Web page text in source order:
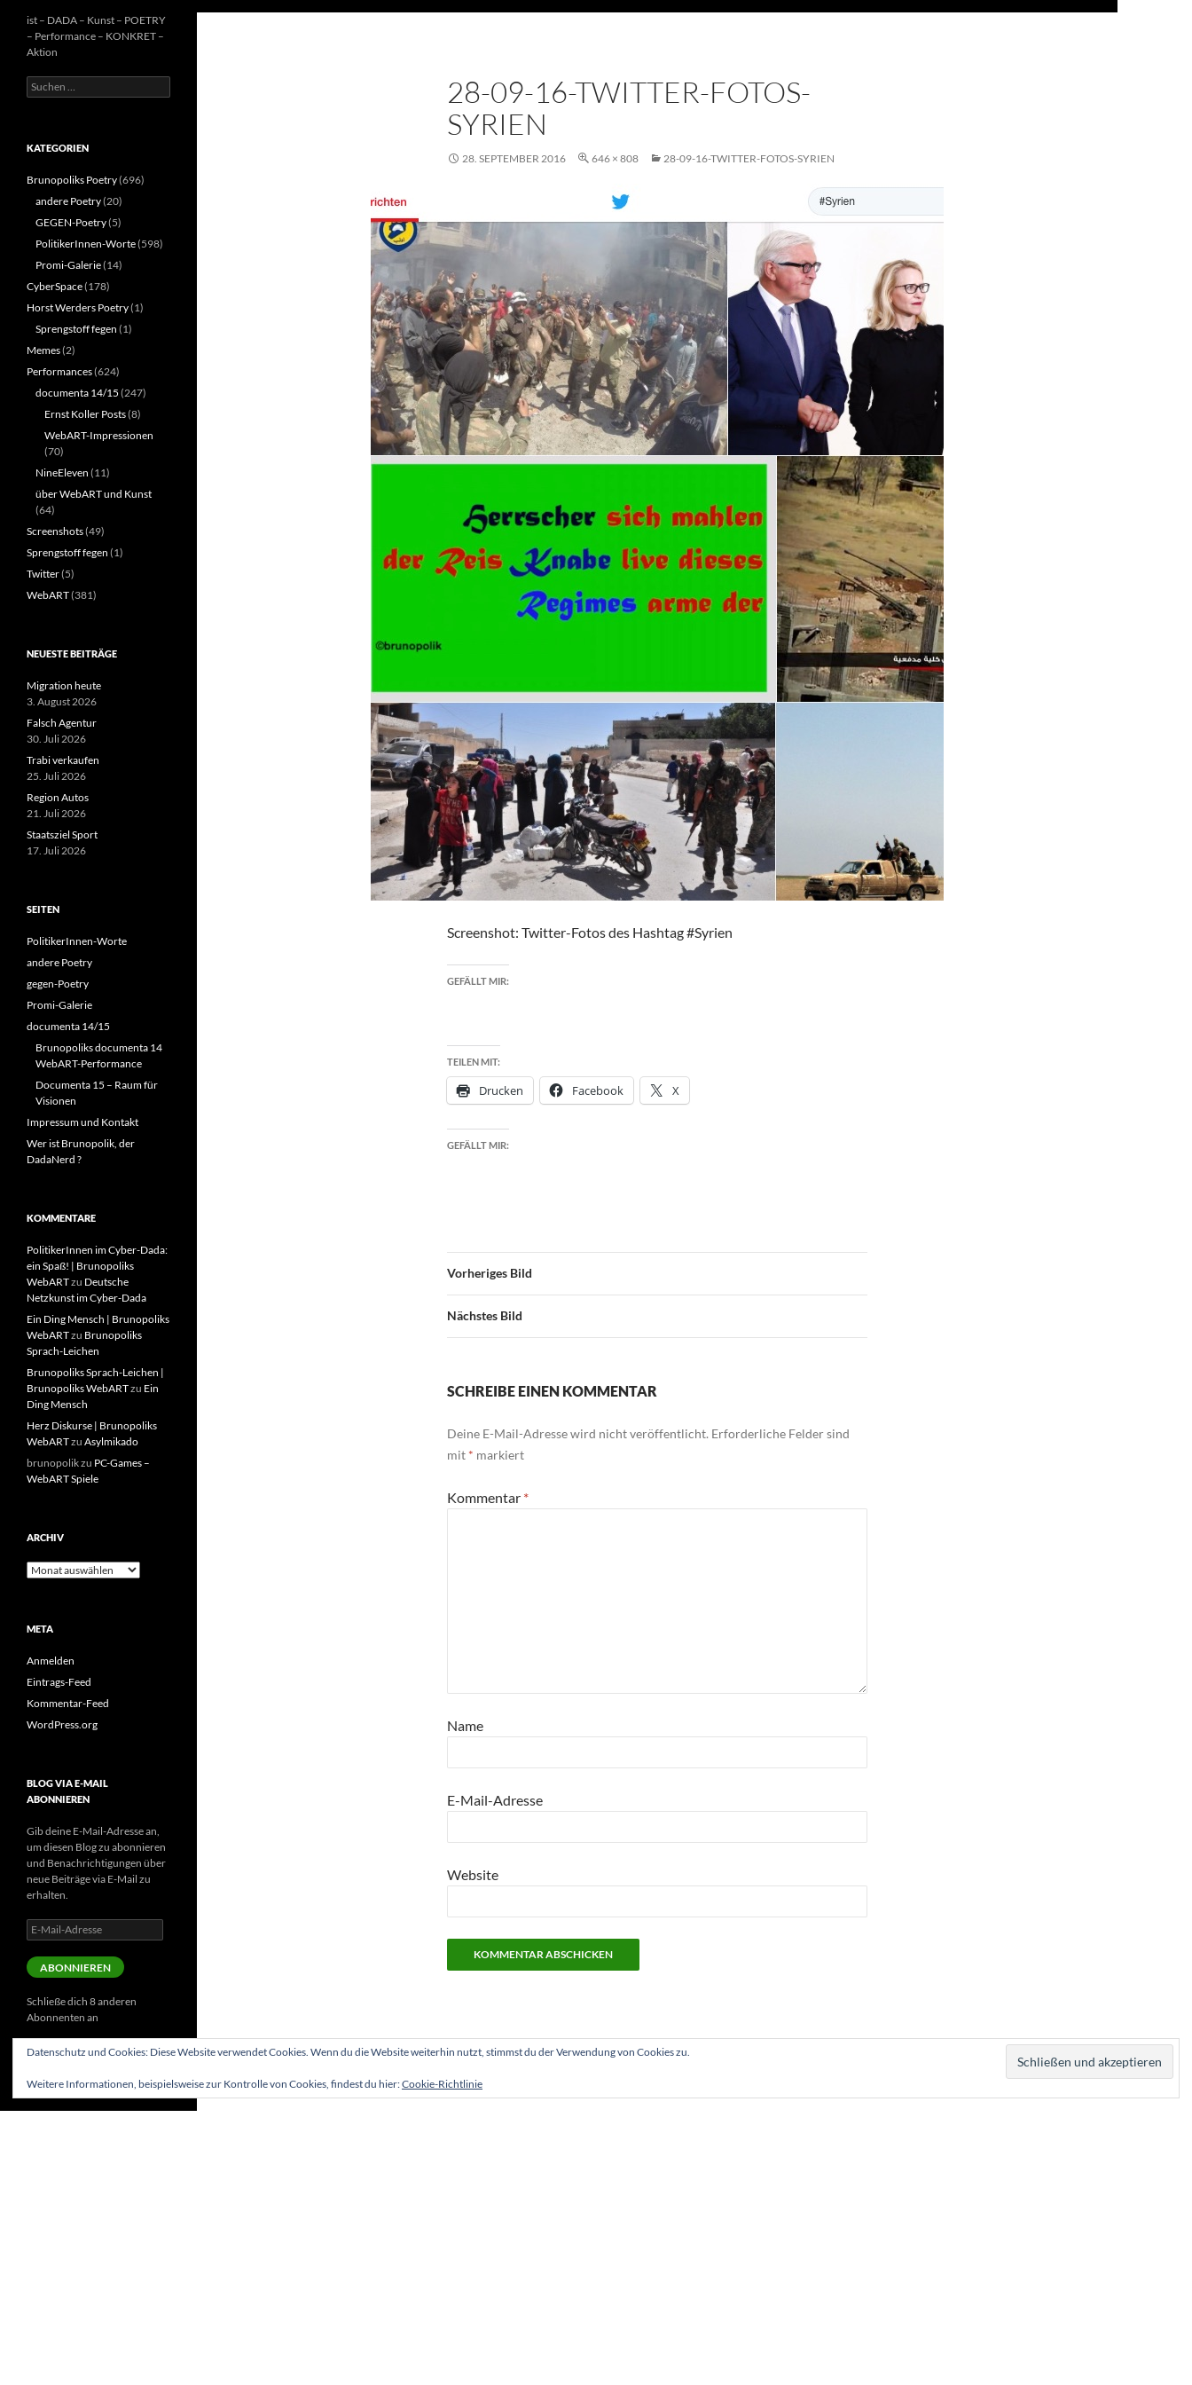
28-09-16-TWITTER-FOTOS-
SYRIEN
28. SEPTEMBER 2016 646 × 808 28-09-16-TWITTER-FOTOS-SYRIEN
Screenshot: Twitter-Fotos des Hashtag #Syrien
GEFÄLLT MIR:
TEILEN MIT:
Drucken Facebook X
GEFÄLLT MIR:
Vorheriges Bild
Nächstes Bild
SCHREIBE EINEN KOMMENTAR
Deine E-Mail-Adresse wird nicht veröffentlicht. Erforderliche Felder sind
mit * markiert
Kommentar *
Name
E-Mail-Adresse
Website
ist – DADA – Kunst – POETRY
– Performance – KONKRET –
Aktion
Suchen
nach:
KATEGORIEN
Brunopoliks Poetry(696)
andere Poetry(20)
GEGEN-Poetry(5)
PolitikerInnen-Worte(598)
Promi-Galerie(14)
CyberSpace(178)
Horst Werders Poetry(1)
Sprengstoff fegen (1)
Memes(2)
Performances(624)
documenta 14/15 (247)
Ernst Koller Posts(8)
WebART-Impressionen
(70)
NineEleven (11)
über WebART und Kunst
(64)
Screenshots(49)
Sprengstoff fegen (1)
Twitter(5)
WebART(381)
NEUESTE BEITRÄGE
Migration heute
3. August 2026
Falsch Agentur
30. Juli 2026
Trabi verkaufen
25. Juli 2026
Region Autos
21. Juli 2026
Staatsziel Sport
17. Juli 2026
SEITEN
PolitikerInnen-Worte
andere Poetry
gegen-Poetry
Promi-Galerie
documenta 14/15
Brunopoliks documenta 14
WebART-Performance
Documenta 15 – Raum für
Visionen
Impressum und Kontakt
Wer ist Brunopolik, der
DadaNerd ?
KOMMENTARE
PolitikerInnen im Cyber-Dada:
ein Spaß! | Brunopoliks
WebARTzu Deutsche
Netzkunst im Cyber-Dada
Ein Ding Mensch | Brunopoliks
WebARTzu Brunopoliks
Sprach-Leichen
Brunopoliks Sprach-Leichen |
Brunopoliks WebARTzu Ein
Ding Mensch
Herz Diskurse | Brunopoliks
WebARTzu Asylmikado
brunopolikzu PC-Games –
WebART Spiele
ARCHIV
Archiv
META
Anmelden
Eintrags-Feed
Kommentar-Feed
WordPress.org
BLOG VIA E-MAIL
ABONNIEREN
Gib deine E-Mail-Adresse an,
um diesen Blog zu abonnieren
und Benachrichtigungen über
neue Beiträge via E-Mail zu
erhalten.
E-
Mail-
Adresse
ABONNIEREN
Schließe dich 8 anderen
Abonnenten an
Datenschutz und Cookies: Diese Website verwendet Cookies. Wenn du die Website weiterhin nutzt, stimmst du der Verwendung von Cookies zu.
Weitere Informationen, beispielsweise zur Kontrolle von Cookies, findest du hier:Cookie-Richtlinie